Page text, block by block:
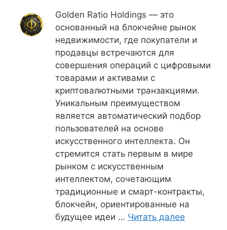
Golden Ratio Holdings — это
основанный на блокчейне рынок
недвижимости, где покупатели и
продавцы встречаются для
совершения операций с цифровыми
товарами и активами с
криптовалютными транзакциями.
Уникальным преимуществом
является автоматический подбор
пользователей на основе
искусственного интеллекта. Он
стремится стать первым в мире
рынком с искусственным
интеллектом, сочетающим
традиционные и смарт-контракты,
блокчейн, ориентированные на
будущее идеи … Читать далее